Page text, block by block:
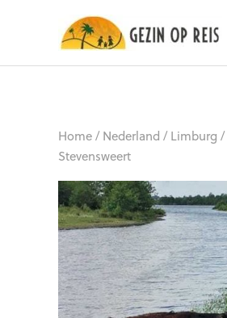
Home/ Nederland / Limburg /
Stevensweert